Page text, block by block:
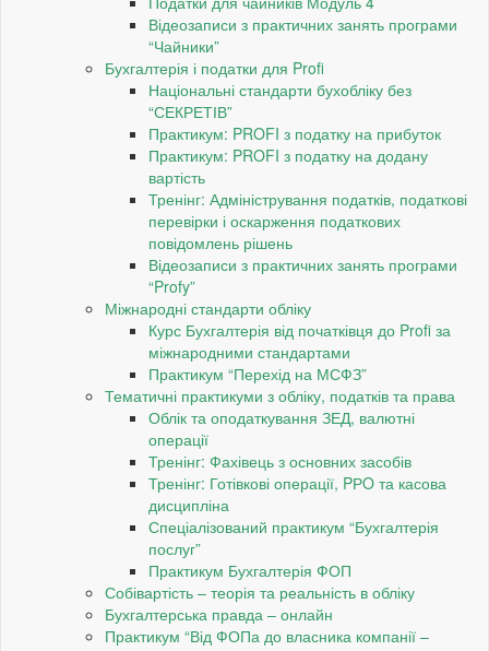
Відеозаписи з практичних занять програми
“Чайники”
Бухгалтерія і податки для Profi
Національні стандарти бухобліку без
“СЕКРЕТІВ”
Практикум: PROFI з податку на прибуток
Практикум: PROFI з податку на додану
вартість
Тренінг: Адміністрування податків, податкові
перевірки і оскарження податкових
повідомлень рішень
Відеозаписи з практичних занять програми
“Profy”
Міжнародні стандарти обліку
Курс Бухгалтерія від початківця до Profi за
міжнародними стандартами
Практикум “Перехід на МСФЗ”
Тематичні практикуми з обліку, податків та права
Облік та оподаткування ЗЕД, валютні
операції
Тренінг: Фахівець з основних засобів
Тренінг: Готівкові операції, PРO та касова
дисципліна
Спеціалізований практикум “Бухгалтерія
послуг”
Практикум Бухгалтерія ФОП
Собівартість – теорія та реальність в обліку
Бухгалтерська правда – онлайн
Практикум “Від ФОПа до власника компанії –